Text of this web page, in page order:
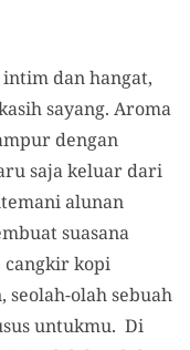
dan hangat,
sayang. Aroma
dengan
saja keluar dari
alunan
suasana
cangkir kopi
olah sebuah
untukmu. Di